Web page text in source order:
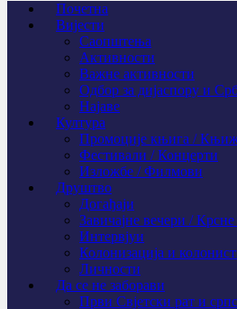
Почетна
Вијести
Саопштења
Активности
Важне активности
Одбор за дијаспору и
Најаве
Култура
Промоције књига /
Фестивали / Концерти
Изложбе / Филмови
Друштво
Догађаји
Завичајне вечери / Крсне
Интервјуи
Колонизација и
Личности
Да се не заборави
Први Свјeтски рат и